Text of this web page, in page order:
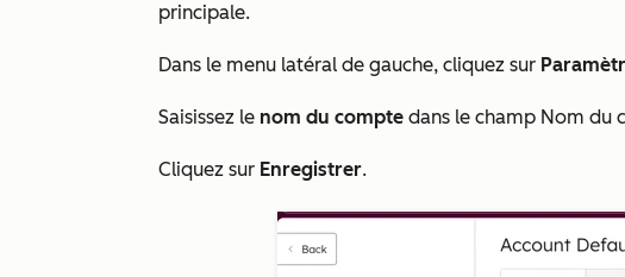
principale.
Dans le menu latéral de gauche, cliquez sur
Saisissez le nom du compte dans le champ Nom du
Cliquez sur Enregistrer.